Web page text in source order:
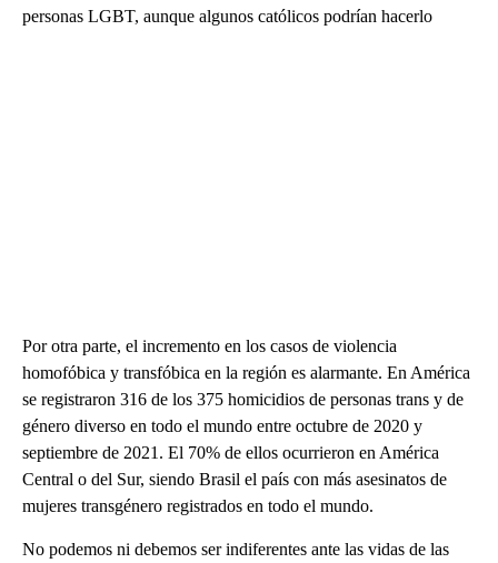
personas LGBT, aunque algunos católicos podrían hacerlo
Por otra parte, el incremento en los casos de violencia
homofóbica y transfóbica en la región es alarmante. En América
se registraron 316 de los 375 homicidios de personas trans y de
género diverso en todo el mundo entre octubre de 2020 y
septiembre de 2021. El 70% de ellos ocurrieron en América
Central o del Sur, siendo Brasil el país con más asesinatos de
mujeres transgénero registrados en todo el mundo.
No podemos ni debemos ser indiferentes ante las vidas de las